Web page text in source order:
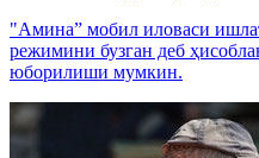
"Амина” мобил иловаси
режимини бузган деб
юборилиши мумкин.